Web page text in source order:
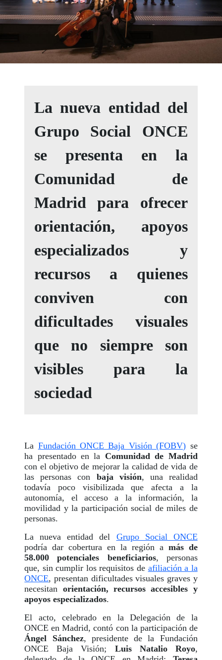
La nueva entidad del
Grupo Social ONCE
se presenta en la
Comunidad de
Madrid para ofrecer
orientación, apoyos
especializados y
recursos a quienes
conviven con
dificultades visuales
que no siempre son
visibles para la
sociedad
La Fundación ONCE Baja Visión (FOBV) se
ha presentado en la Comunidad de Madrid
con el objetivo de mejorar la calidad de vida de
las personas con baja visión, una realidad
todavía poco visibilizada que afecta a la
autonomía, el acceso a la información, la
movilidad y la participación social de miles de
personas.
La nueva entidad del Grupo Social ONCE
podría dar cobertura en la región a más de
58.000 potenciales beneficiarios, personas
que, sin cumplir los requisitos de afiliación a la
ONCE, presentan dificultades visuales graves y
necesitan orientación, recursos accesibles y
apoyos especializados.
El acto, celebrado en la Delegación de la
ONCE en Madrid, contó con la participación de
Ángel Sánchez, presidente de la Fundación
ONCE Baja Visión; Luis Natalio Royo,